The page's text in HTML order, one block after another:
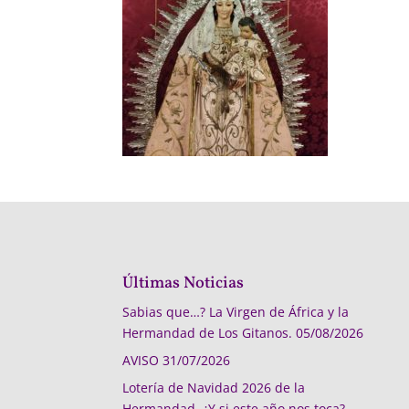
Últimas Noticias
Sabias que…? La Virgen de África y la
Hermandad de Los Gitanos. 05/08/2026
AVISO 31/07/2026
Lotería de Navidad 2026 de la